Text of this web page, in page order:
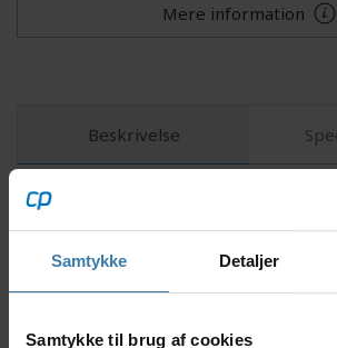
Samtykke Detaljer
Samtykke til brug af cookies
Mere information
Beskrivelse
Northwave Air LF Woman
åndbar langfingerhandske, designet
kvinder, der ønsker komfort og
slidstærk mikrofiberhåndflade, som